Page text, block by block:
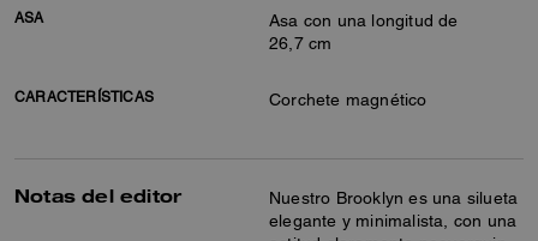
ASA
Asa con una longitud de
26,7 cm
CARACTERÍSTICAS Corchete magnético
Notas del editor
Nuestro Brooklyn es una silueta
elegante y minimalista, con una